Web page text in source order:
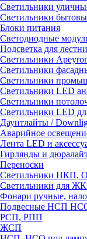
Светильники
Светильники
Блоки питания
Светодиодные
Подсветка для
Светильники
Светильники
Светильники
Светильники LED
Светильники
Светильники LED
Даунтлайты /
Аварийное
Лента LED и
Гирлянды и
Переноски
Светильники НКП,
Светильники для
Фонари ручные,
Подвесные НСП
РСП, РПП
ЖСП